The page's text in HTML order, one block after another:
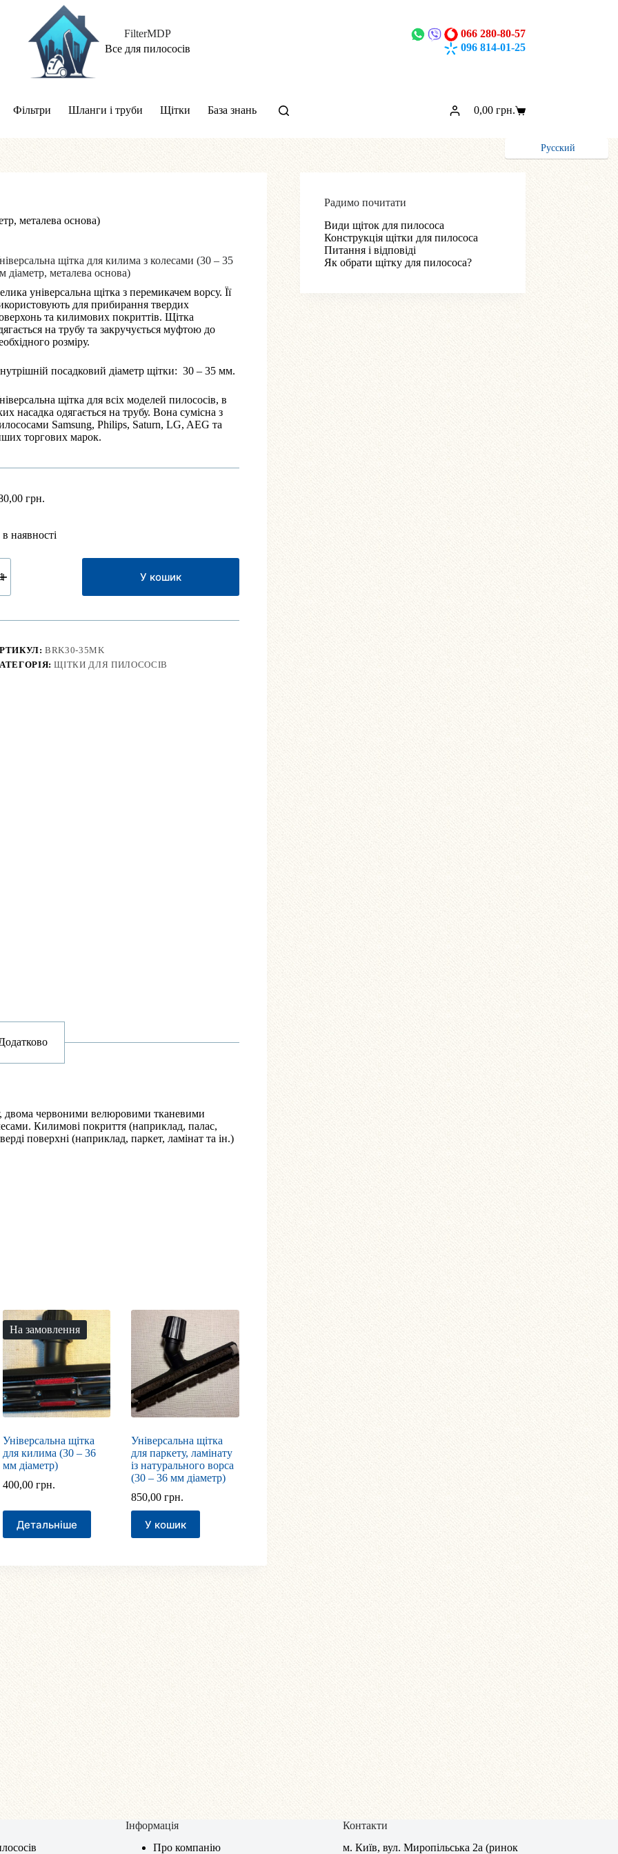
FilterMDP
Все для пилососів
066 280-80-57
096 814-01-25
Фільтри Шланги і труби Щітки База знань Кошик
0,00 грн.
Русский
металева основа)
щітка для килима з колесами (30 – 35
діаметр, металева основа)
універсальна щітка з перемикачем ворсу. Її
для прибирання твердих
та килимових покриттів. Щітка
на трубу та закручується муфтою до
розміру.
посадковий діаметр щітки: 30 – 35 мм.
щітка для всіх моделей пилососів, в
насадка одягається на трубу. Вона сумісна з
Samsung, Philips, Saturn, LG, AEG та
торгових марок.
грн.
наявності
У кошик
BRK30-35MK
ЩІТКИ ДЛЯ ПИЛОСОСІВ
двома червоними велюровими тканевими
Килимові покриття (наприклад, палас,
поверхні (наприклад, паркет, ламінат та ін.)
На замовлення
Універсальна щітка
для килима (30 – 36
мм діаметр)
400,00грн.
Детальніше
Універсальна щітка
для паркету, ламінату
із натурального ворса
(30 – 36 мм діаметр)
850,00грн.
У кошик
Радимо почитати
Види щіток для пилососа
Конструкція щітки для пилососа
Питання і відповіді
Як обрати щітку для пилососа?
Інформація
Про компанію
Контакти
м. Київ, вул. Миропільська 2а (ринок